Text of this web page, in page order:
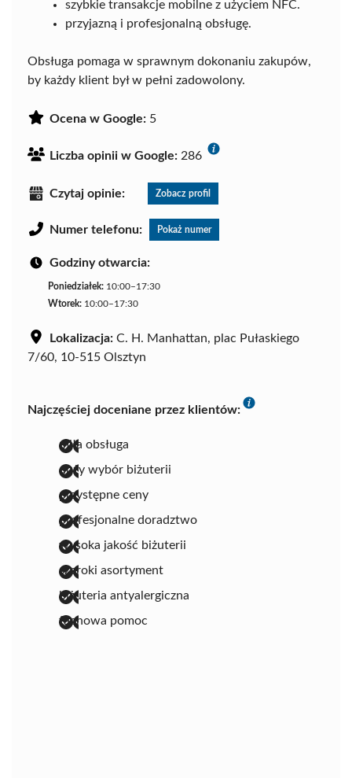
szybkie transakcje mobilne z użyciem NFC.
przyjazną i profesjonalną obsługę.
Obsługa pomaga w sprawnym dokonaniu zakupów,
by każdy klient był w pełni zadowolony.
Ocena w Google: 5
Liczba opinii w Google: 286
Czytaj opinie: Zobacz profil
Numer telefonu: Pokaż numer
Godziny otwarcia:
Poniedziałek: 10:00–17:30
Wtorek: 10:00–17:30
Lokalizacja: C. H. Manhattan, plac Pułaskiego
7/60, 10-515 Olsztyn
Najczęściej doceniane przez klientów:
miła obsługa
duży wybór biżuterii
przystępne ceny
profesjonalne doradztwo
wysoka jakość biżuterii
szeroki asortyment
biżuteria antyalergiczna
fachowa pomoc